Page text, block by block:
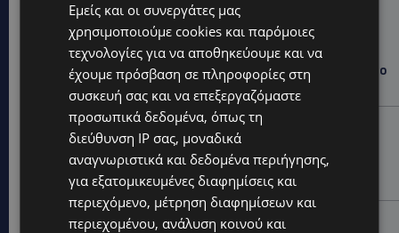
Hot this week
WORLD
ΦΩΤΙΑ ΣΤΟΝ ΒΟΛΟ: Στις φλόγες περιοχή πάνω από το
αρχαίο θέατρο Δημητριάδος
STORIES
ΜΑΝΩΛΗΣ ΕΜΜΑΝΟΥΗΛ: Η ιστορία της θρυλικής
Corner Pub που ξυπνά μνήμες δεκαετιών – Το
αφιέρωμα μετά τη φωτιά-(Φώτο)
UPDATES
Εμείς και οι συνεργάτες μας
χρησιμοποιούμε cookies και παρόμοιες
τεχνολογίες για να αποθηκεύουμε και να
έχουμε πρόσβαση σε πληροφορίες στη
συσκευή σας και να επεξεργαζόμαστε
προσωπικά δεδομένα, όπως τη
διεύθυνση IP σας, μοναδικά
αναγνωριστικά και δεδομένα περιήγησης,
για εξατομικευμένες διαφημίσεις και
περιεχόμενο, μέτρηση διαφημίσεων και
περιεχομένου, ανάλυση κοινού και